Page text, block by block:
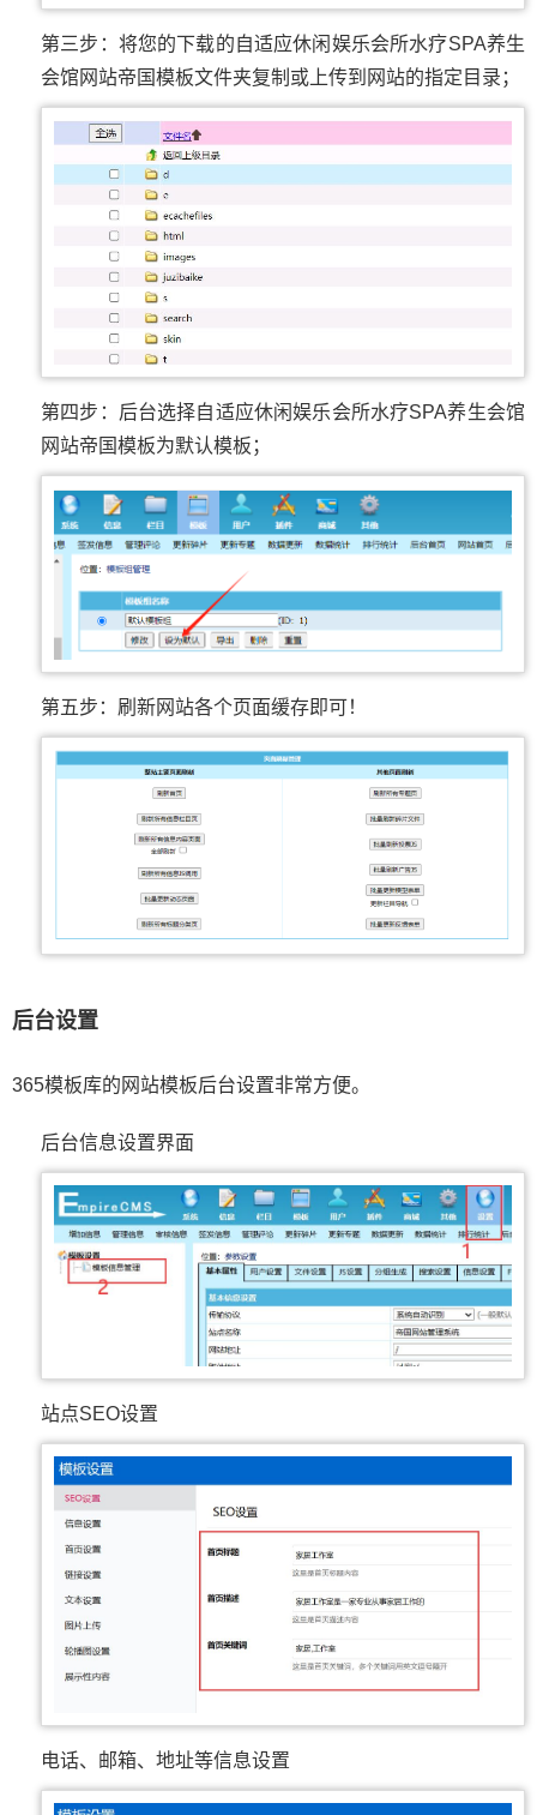
第三步：将您的下载的自适应休闲娱乐会所水疗SPA养生
会馆网站帝国模板文件夹复制或上传到网站的指定目录；
第四步：后台选择自适应休闲娱乐会所水疗SPA养生会馆
网站帝国模板为默认模板；
第五步：刷新网站各个页面缓存即可！
后台设置
365模板库的网站模板后台设置非常方便。
后台信息设置界面
站点SEO设置
电话、邮箱、地址等信息设置